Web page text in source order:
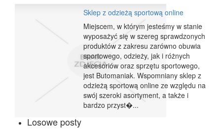
Sklep z odzieżą sportową online
Miejscem, w którym jesteśmy w stanie
wyposażyć się w szereg sprawdzonych
produktów z zakresu zarówno obuwia
sportowego, odzieży, jak i różnych
akcesoriów oraz sprzętu sportowego,
jest Butomaniak. Wspomniany sklep z
odzieżą sportową online ze względu na
swój szeroki asortyment, a także i
bardzo przyst�...
Losowe posty